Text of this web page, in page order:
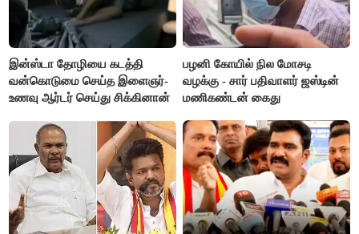
இன்ஸ்டா தோழியை கடத்தி
வன்கொடுமை செய்த இளைஞர்-
உணவு ஆர்டர் செய்து சிக்கினான்
பழனி கோயில் நில மோசடி
வழக்கு - சார் பதிவாளர் ஜஸ்டின்
மணிகண்டன் கைது